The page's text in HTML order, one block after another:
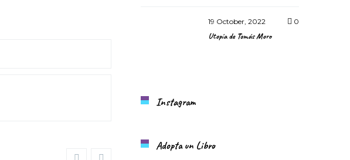
19 October, 2022 0
Utopía de Tomás Moro
Instagram
Adopta un Libro